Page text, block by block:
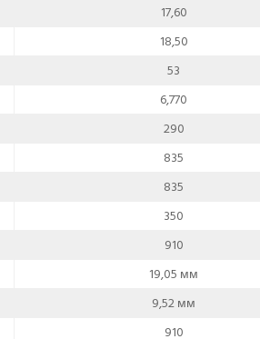
17,60
18,50
53
6,770
290
835
835
350
910
19,05 мм
9,52 мм
910